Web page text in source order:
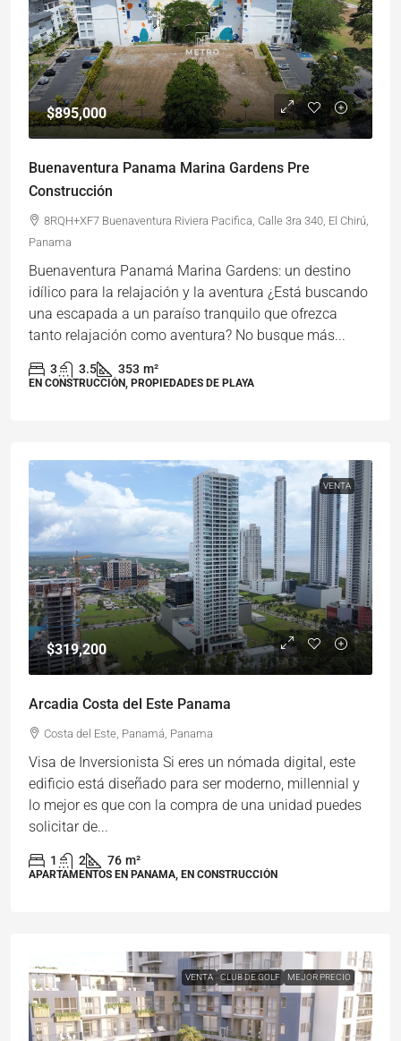
$895,000
Buenaventura Panama Marina Gardens Pre
Construcción
8RQH+XF7 Buenaventura Riviera Pacifica, Calle 3ra 340, El Chirú,
Panama
Buenaventura Panamá Marina Gardens: un destino
idílico para la relajación y la aventura ¿Está buscando
una escapada a un paraíso tranquilo que ofrezca
tanto relajación como aventura? No busque más...
3 3.5 353 m²
EN CONSTRUCCIÓN, PROPIEDADES DE PLAYA
VENTA
$319,200
Arcadia Costa del Este Panama
Costa del Este, Panamá, Panama
Visa de Inversionista Si eres un nómada digital, este
edificio está diseñado para ser moderno, millennial y
lo mejor es que con la compra de una unidad puedes
solicitar de...
1 2 76 m²
APARTAMENTOS EN PANAMA, EN CONSTRUCCIÓN
VENTA CLUB DE GOLF MEJOR PRECIO